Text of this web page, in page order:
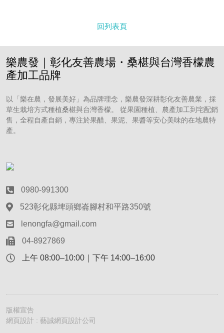
回列表頁
樂農發｜彰化友善農場・桑椹與台灣香檬農
產加工品牌
以「樂在農，發展美好」為品牌理念，樂農發深耕彰化友善農業，採
草生栽培方式種植桑椹與台灣香檬。 從果園種植、農產加工到宅配銷
售，全程自產自銷，專注於果醋、果泥、果醬等安心美味的在地農特
產。
0980-991300
523彰化縣埤頭鄉崙腳村和平路350號
lenongfa@gmail.com
04-8927869
上午 08:00–10:00｜下午 14:00–16:00
版權宣告
網頁設計 : 藝誠網頁設計公司